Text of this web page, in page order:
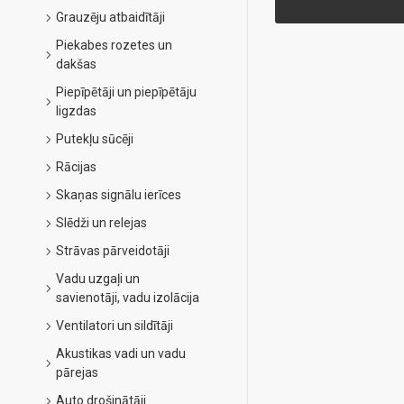
Grauzēju atbaidītāji
Piekabes rozetes un
dakšas
Piepīpētāji un piepīpētāju
ligzdas
Putekļu sūcēji
Rācijas
Skaņas signālu ierīces
Slēdži un relejas
Strāvas pārveidotāji
Vadu uzgaļi un
savienotāji, vadu izolācija
Ventilatori un sildītāji
Akustikas vadi un vadu
pārejas
Auto drošinātāji